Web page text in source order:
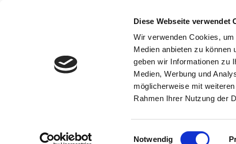
Diese Webseite verwendet
Wir verwenden Cookies,
Medien anbieten zu können
geben wir Informationen zu
Medien, Werbung und
möglicherweise mit
Rahmen Ihrer Nutzung der
Einwilligungsauswahl
Notwendig